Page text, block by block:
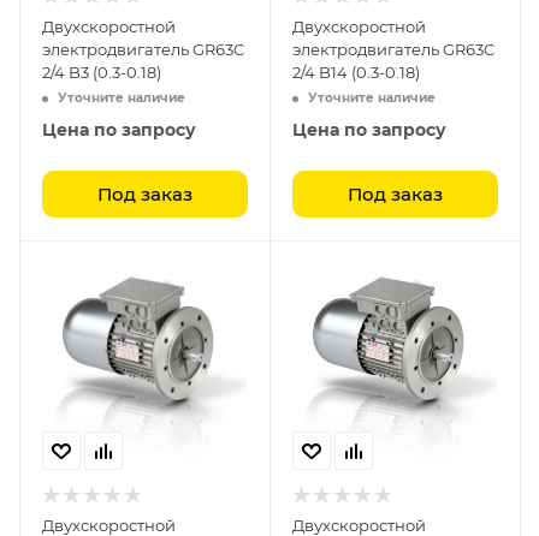
Двухскоростной
электродвигатель GR63C
2/4 B3 (0.3-0.18)
Уточните наличие
Цена по запросу
Под заказ
Двухскоростной
электродвигатель GR63C
2/4 B14 (0.3-0.18)
Уточните наличие
Цена по запросу
Под заказ
Двухскоростной
Двухскоростной